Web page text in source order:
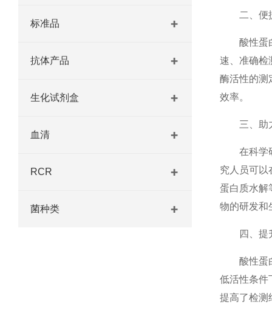
标准品
抗体产品
生化试剂盒
血清
RCR
菌种类
二、便
酸性蛋白
速、准确检
酶活性的测
效率。
三、助力
在科学研
究人员可以
蛋白质水解
物的研发和
四、提升
酸性蛋白
低活性条件
提高了检测